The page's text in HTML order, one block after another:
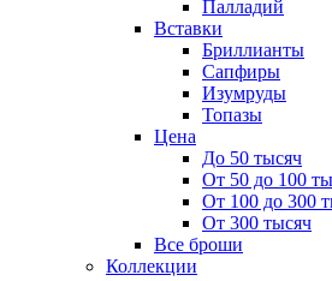
Палладий
Вставки
Бриллианты
Сапфиры
Изумруды
Топазы
Цена
До 50 тысяч
От 50 до 100
От 100 до 300
От 300 тысяч
Все броши
Коллекции